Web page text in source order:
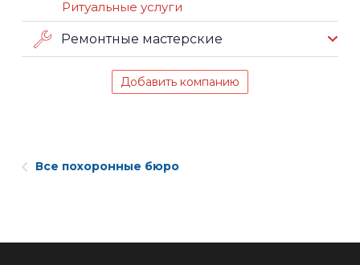
Ритуальные услуги
Ремонтные мастерские
Добавить компанию
Все похоронные бюро